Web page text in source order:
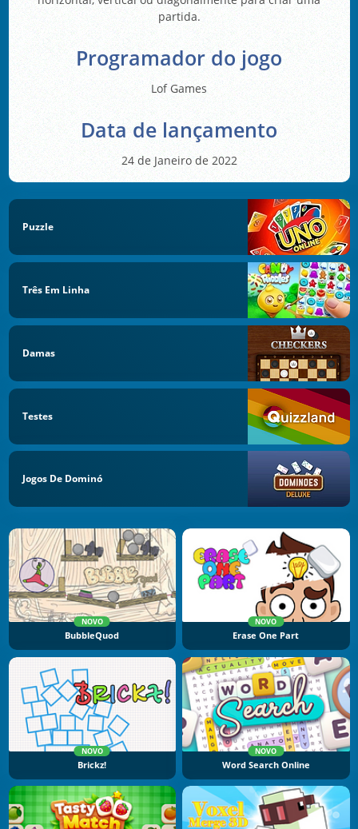
partida.
Programador do jogo
Lof Games
Data de lançamento
24 de Janeiro de 2022
Puzzle
Três Em Linha
Damas
Testes
Jogos De Dominó
NOVO
BubbleQuod
NOVO
Erase One Part
NOVO
Brickz!
NOVO
Word Search Online